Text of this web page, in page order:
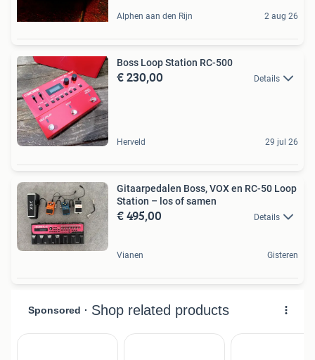
Alphen aan den Rijn 2 aug 26
Boss Loop Station RC-500
€ 230,00 Details
Herveld 29 jul 26
Gitaarpedalen Boss, VOX en RC-50 Loop
Station – los of samen
€ 495,00 Details
Vianen Gisteren